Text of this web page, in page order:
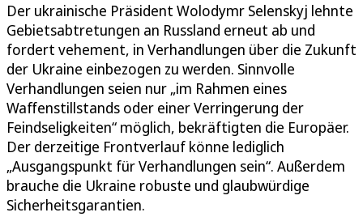
Der ukrainische Präsident Wolodymr Selenskyj lehnte
Gebietsabtretungen an Russland erneut ab und
fordert vehement, in Verhandlungen über die Zukunft
der Ukraine einbezogen zu werden. Sinnvolle
Verhandlungen seien nur „im Rahmen eines
Waffenstillstands oder einer Verringerung der
Feindseligkeiten“ möglich, bekräftigten die Europäer.
Der derzeitige Frontverlauf könne lediglich
„Ausgangspunkt für Verhandlungen sein“. Außerdem
brauche die Ukraine robuste und glaubwürdige
Sicherheitsgarantien.